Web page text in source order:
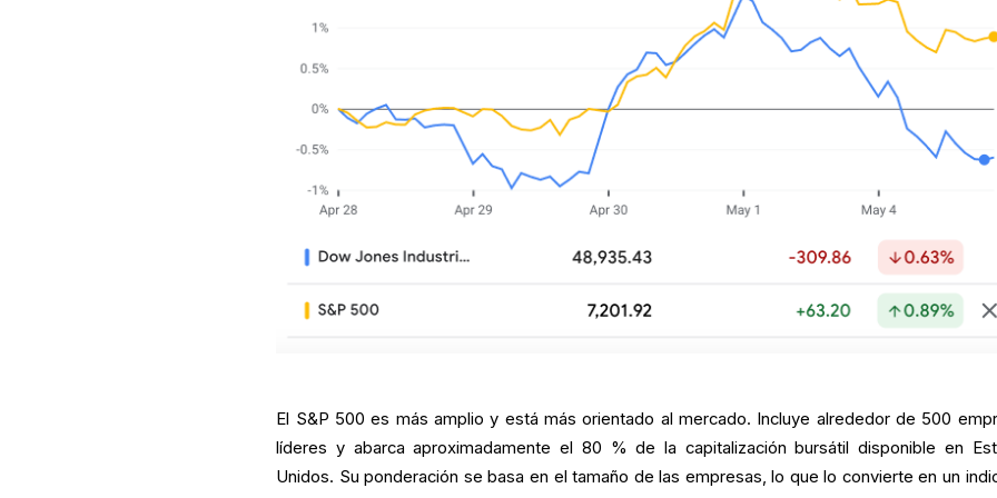
El S&P 500 es más amplio y está más orientado al mercado. Incluye alrededor de 500
líderes y abarca aproximadamente el 80 % de la capitalización bursátil disponible en
Unidos. Su ponderación se basa en el tamaño de las empresas, lo que lo convierte en un